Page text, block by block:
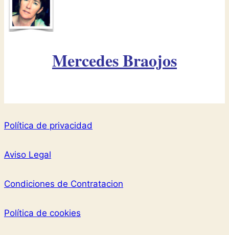
Mercedes Braojos
Política de privacidad
Aviso Legal
Condiciones de Contratacion
Política de cookies